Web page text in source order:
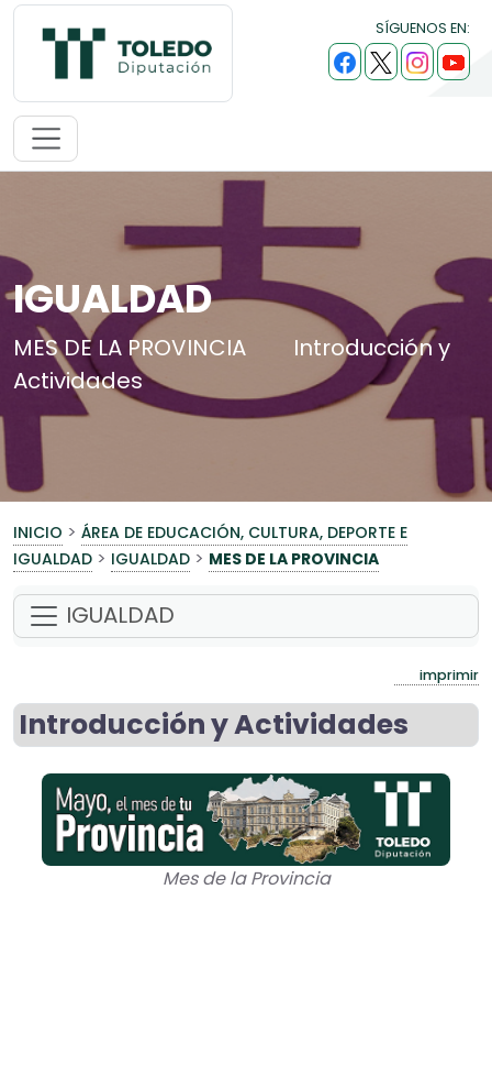
SÍGUENOS EN:
IGUALDAD
MES DE LA PROVINCIA
Introducción y
Actividades
INICIO > ÁREA DE EDUCACIÓN, CULTURA, DEPORTE E
IGUALDAD > IGUALDAD > MES DE LA PROVINCIA
IGUALDAD
imprimir
Introducción y Actividades
Mes de la Provincia